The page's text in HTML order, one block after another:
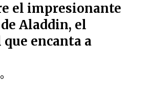
el impresionante
Aladdin, el
encanta a